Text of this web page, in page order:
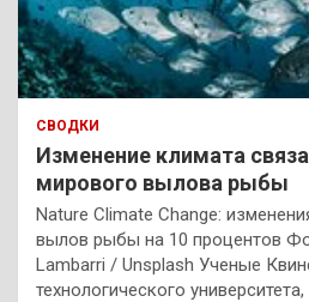
СВОДКИ
Изменение климата
мирового вылова рыбы
Nature Climate Change:
вылов рыбы на 10 процентов
Lambarri / Unsplash Ученые
технологического